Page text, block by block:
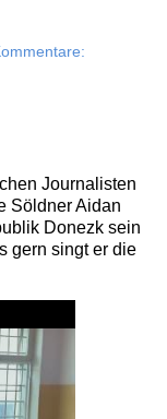
Journalisten
Söldner Aidan
Donezk sein
gern singt er die